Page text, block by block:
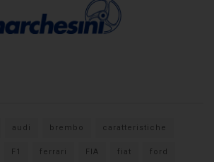
audi brembo caratteristiche
F1 ferrari FIA fiat ford